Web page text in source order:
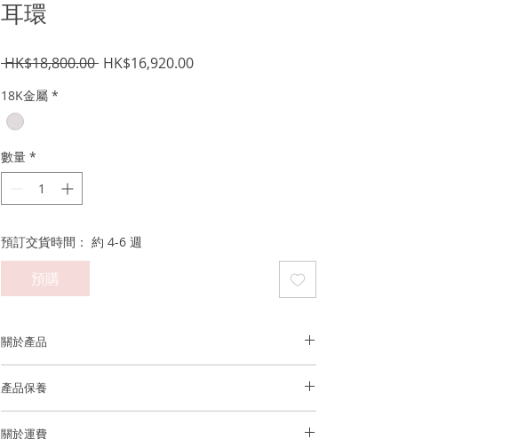
耳環
HK$18,800.00 一HK$16,920.00促
18K金屬 *
數量 *
預訂交貨時間： 約 4-6 週
預購
關於產品
紅寶石重量：~8 顆蛋形紅寶石2.40cts, ~2 顆紅寶石
0.30cts
產品保養
關於運費